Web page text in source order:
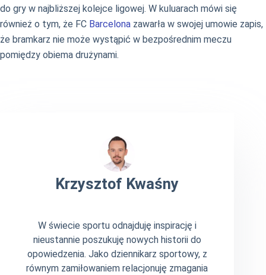
do gry w najbliższej kolejce ligowej. W kuluarach mówi się
również o tym, że FC Barcelona zawarła w swojej umowie zapis,
że bramkarz nie może wystąpić w bezpośrednim meczu
pomiędzy obiema drużynami.
Krzysztof Kwaśny
W świecie sportu odnajduję inspirację i
nieustannie poszukuję nowych historii do
opowiedzenia. Jako dziennikarz sportowy, z
równym zamiłowaniem relacjonuję zmagania